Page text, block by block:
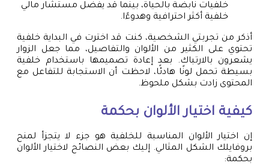
خلفيات نابضة بالحياة، بينما قد يفضل مستشار مالي
خلفية أكثر احترافية وهدوءًا.
أذكر من تجربتي الشخصية، كنت قد اخترت في البداية خلفية
تحتوي على الكثير من الألوان والتفاصيل، مما جعل الزوار
يشعرون بالارتباك. بعد إعادة تصميمها باستخدام خلفية
بسيطة تحمل لونًا هادئًا، لاحظت أن الاستجابة للتفاعل مع
المحتوى زادت بشكل ملحوظ.
كيفية اختيار الألوان بحكمة
إن اختيار الألوان المناسبة للخلفية هو جزء لا يتجزأ لمنح
بروفايلك الشكل المثالي. إليك بعض النصائح لاختيار الألوان
بحكمة: